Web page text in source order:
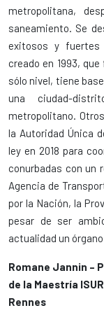
metropolitana,
saneamiento. Se
exitosos y fuertes
creado en 1993,
sólo nivel, tiene
una ciudad-
metropolitano.
la Autoridad Única
ley en 2018 para
conurbadas con un
Agencia de
por la Nación, la
pesar de ser
actualidad un
Romane Jannin –
de la Maestría
Rennes